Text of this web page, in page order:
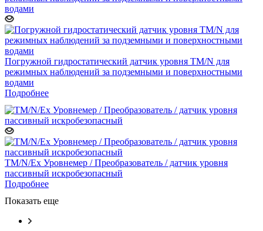
Погружной гидростатический датчик уровня TM/N для
режимных наблюдений за подземными и поверхностными
водами
Подробнее
TM/N/Ex Уровнемер / Преобразователь / датчик уровня
пассивный искробезопасный
Подробнее
Показать еще